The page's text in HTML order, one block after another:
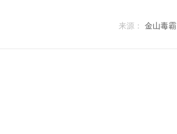
来源： 金山毒霸